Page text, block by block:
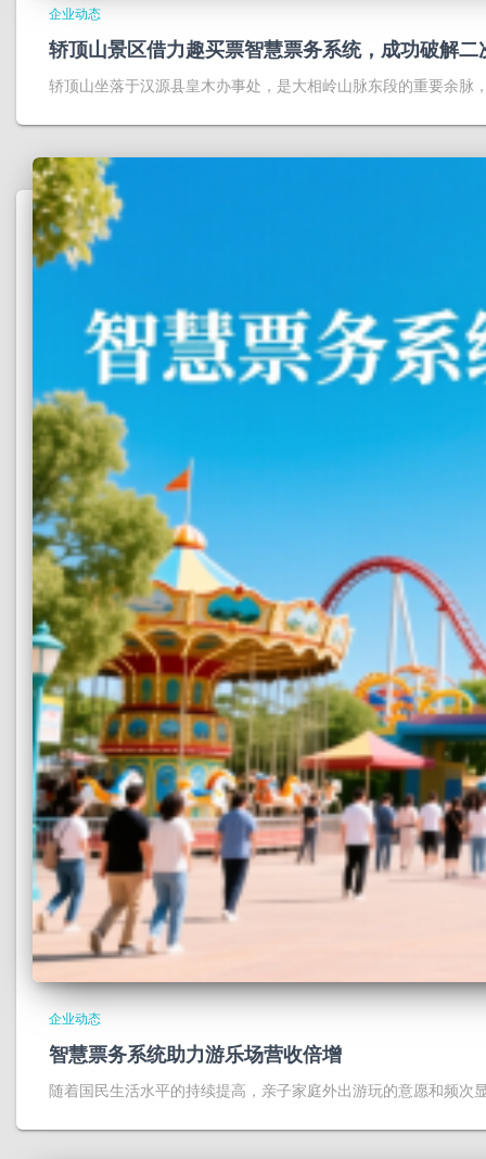
企业动态
轿顶山景区借力趣买票智慧票务系统，成功破解
轿顶山坐落于汉源县皇木办事处，是大相岭山脉东段的重要余脉
企业动态
智慧票务系统助力游乐场营收倍增
随着国民生活水平的持续提高，亲子家庭外出游玩的意愿和频次